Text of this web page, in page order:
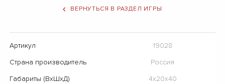
ВЕРНУТЬСЯ В РАЗДЕЛ ИГРЫ
Артикул
19028
Страна производитель
Россия
Габариты (ВхШхД)
4х20х40